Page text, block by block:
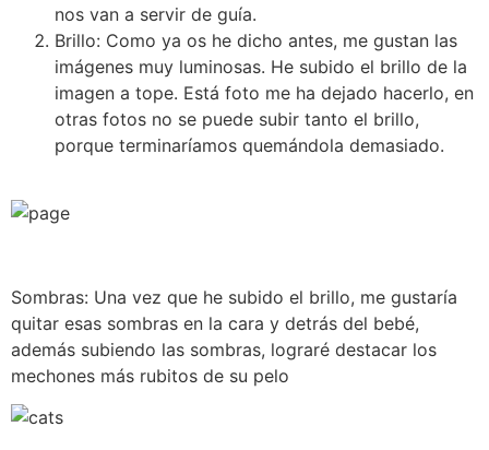
nos van a servir de guía.
Brillo: Como ya os he dicho antes, me gustan las
imágenes muy luminosas. He subido el brillo de la
imagen a tope. Está foto me ha dejado hacerlo, en
otras fotos no se puede subir tanto el brillo,
porque terminaríamos quemándola demasiado.
Sombras: Una vez que he subido el brillo, me gustaría
quitar esas sombras en la cara y detrás del bebé,
además subiendo las sombras, lograré destacar los
mechones más rubitos de su pelo